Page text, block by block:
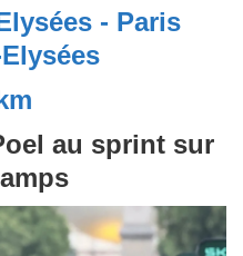
- Paris
au sprint sur